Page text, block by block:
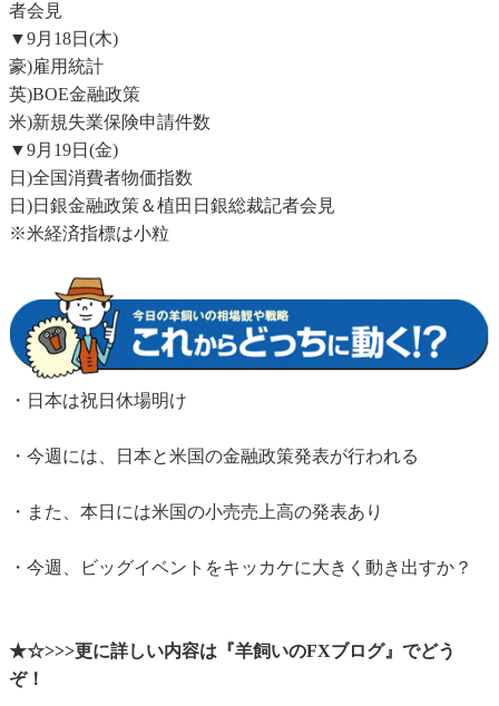
者会見
▼9月18日(木)
豪)雇用統計
英)BOE金融政策
米)新規失業保険申請件数
▼9月19日(金)
日)全国消費者物価指数
日)日銀金融政策＆植田日銀総裁記者会見
※米経済指標は小粒
・日本は祝日休場明け
・今週には、日本と米国の金融政策発表が行われる
・また、本日には米国の小売売上高の発表あり
・今週、ビッグイベントをキッカケに大きく動き出すか？
★☆>>>更に詳しい内容は『羊飼いのFXブログ』でどう
ぞ！